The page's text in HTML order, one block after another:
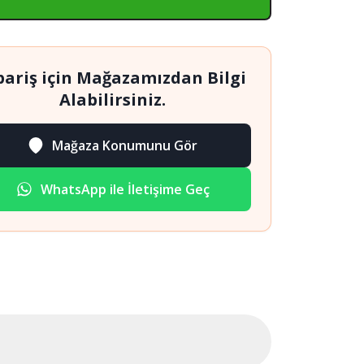
için Mağazamızdan Bilgi
Alabilirsiniz.
Mağaza Konumunu Gör
WhatsApp ile İletişime Geç